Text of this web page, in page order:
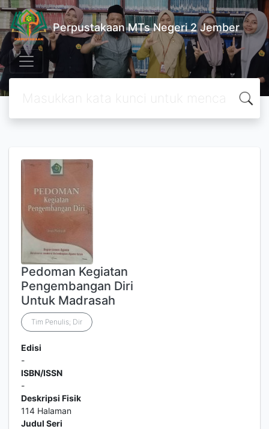
Perpustakaan MTs Negeri 2 Jember
Pedoman Kegiatan
Pengembangan Diri
Untuk Madrasah
Tim Penulis; Dir
Edisi
-
ISBN/ISSN
-
Deskripsi Fisik
114 Halaman
Judul Seri